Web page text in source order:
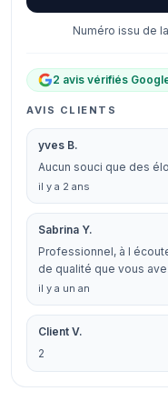
Numéro issu de
2 avis vérifiés
AVIS CLIENTS
yves B.
Aucun souci que des
il y a 2 ans
Sabrina Y.
Professionnel, à l
de qualité que vous
il y a un an
Client V.
2